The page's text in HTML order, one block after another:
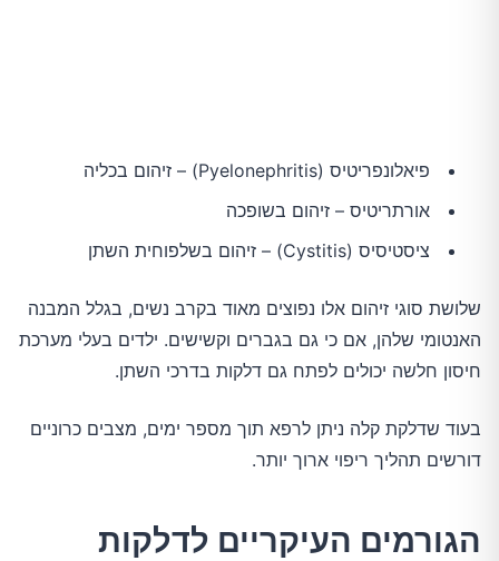
פיאלונפריטיס (Pyelonephritis) – זיהום בכליה
אורתריטיס – זיהום בשופכה
ציסטיסיס (Cystitis) – זיהום בשלפוחית השתן
שלושת סוגי זיהום אלו נפוצים מאוד בקרב נשים, בגלל המבנה
האנטומי שלהן, אם כי גם בגברים וקשישים. ילדים בעלי מערכת
חיסון חלשה יכולים לפתח גם דלקות בדרכי השתן.
בעוד שדלקת קלה ניתן לרפא תוך מספר ימים, מצבים כרוניים
דורשים תהליך ריפוי ארוך יותר.
הגורמים העיקריים לדלקות